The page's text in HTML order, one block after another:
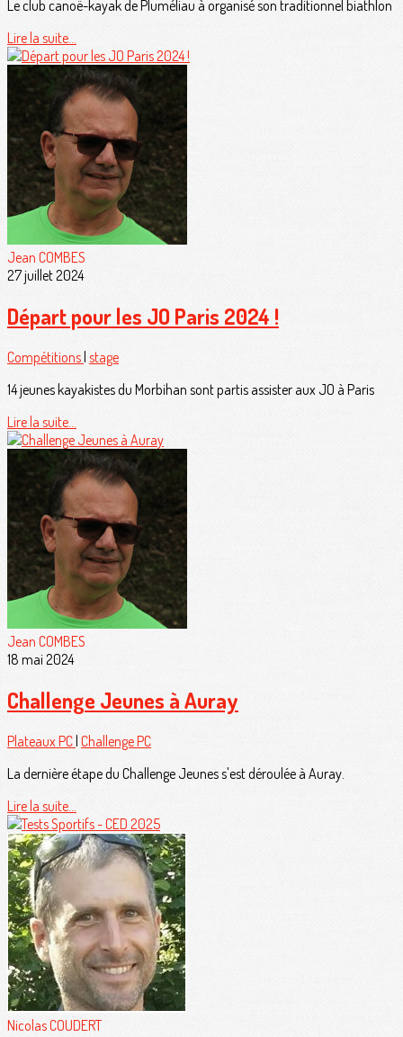
Le club canoë-kayak de Pluméliau à organisé son traditionnel biathlon
Lire la suite...
Jean COMBES
27 juillet 2024
Départ pour les JO Paris 2024 !
Compétitions| stage
14 jeunes kayakistes du Morbihan sont partis assister aux JO à Paris
Lire la suite...
Jean COMBES
18 mai 2024
Challenge Jeunes à Auray
Plateaux PC| Challenge PC
La dernière étape du Challenge Jeunes s'est déroulée à Auray.
Lire la suite...
Nicolas COUDERT